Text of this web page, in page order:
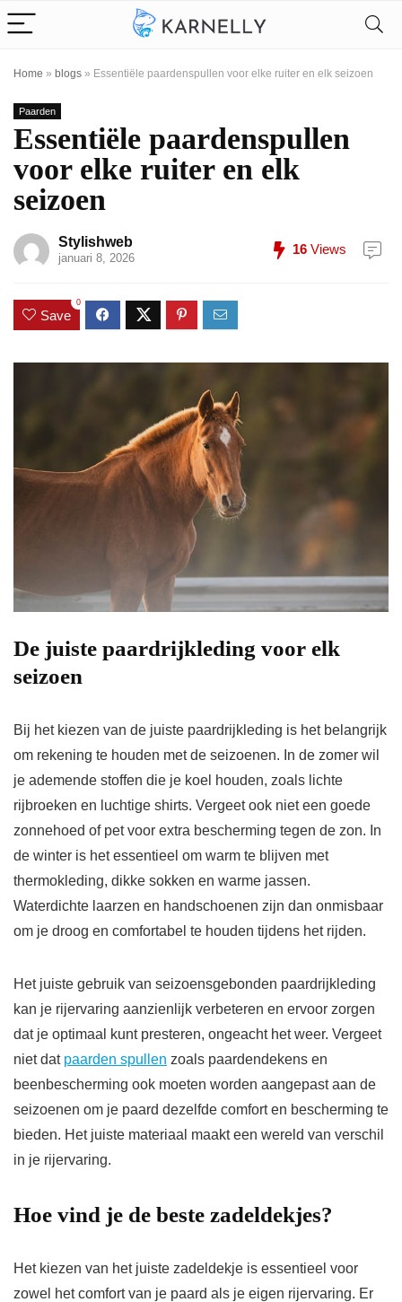
Home » blogs » Essentiële paardenspullen voor elke ruiter en elk seizoen
Paarden
Essentiële paardenspullen
voor elke ruiter en elk
seizoen
Stylishweb
januari 8, 2026
16 Views
Save
0
De juiste paardrijkleding voor elk
seizoen
Bij het kiezen van de juiste paardrijkleding is het belangrijk
om rekening te houden met de seizoenen. In de zomer wil
je ademende stoffen die je koel houden, zoals lichte
rijbroeken en luchtige shirts. Vergeet ook niet een goede
zonnehoed of pet voor extra bescherming tegen de zon. In
de winter is het essentieel om warm te blijven met
thermokleding, dikke sokken en warme jassen.
Waterdichte laarzen en handschoenen zijn dan onmisbaar
om je droog en comfortabel te houden tijdens het rijden.
Het juiste gebruik van seizoensgebonden paardrijkleding
kan je rijervaring aanzienlijk verbeteren en ervoor zorgen
dat je optimaal kunt presteren, ongeacht het weer. Vergeet
niet dat paarden spullen zoals paardendekens en
beenbescherming ook moeten worden aangepast aan de
seizoenen om je paard dezelfde comfort en bescherming te
bieden. Het juiste materiaal maakt een wereld van verschil
in je rijervaring.
Hoe vind je de beste zadeldekjes?
Het kiezen van het juiste zadeldekje is essentieel voor
zowel het comfort van je paard als je eigen rijervaring. Er